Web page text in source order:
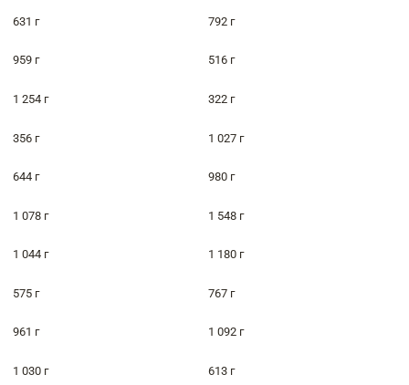
631 г 792 г
959 г 516 г
1 254 г 322 г
356 г 1 027 г
644 г 980 г
1 078 г 1 548 г
1 044 г 1 180 г
575 г 767 г
961 г 1 092 г
1 030 г 613 г